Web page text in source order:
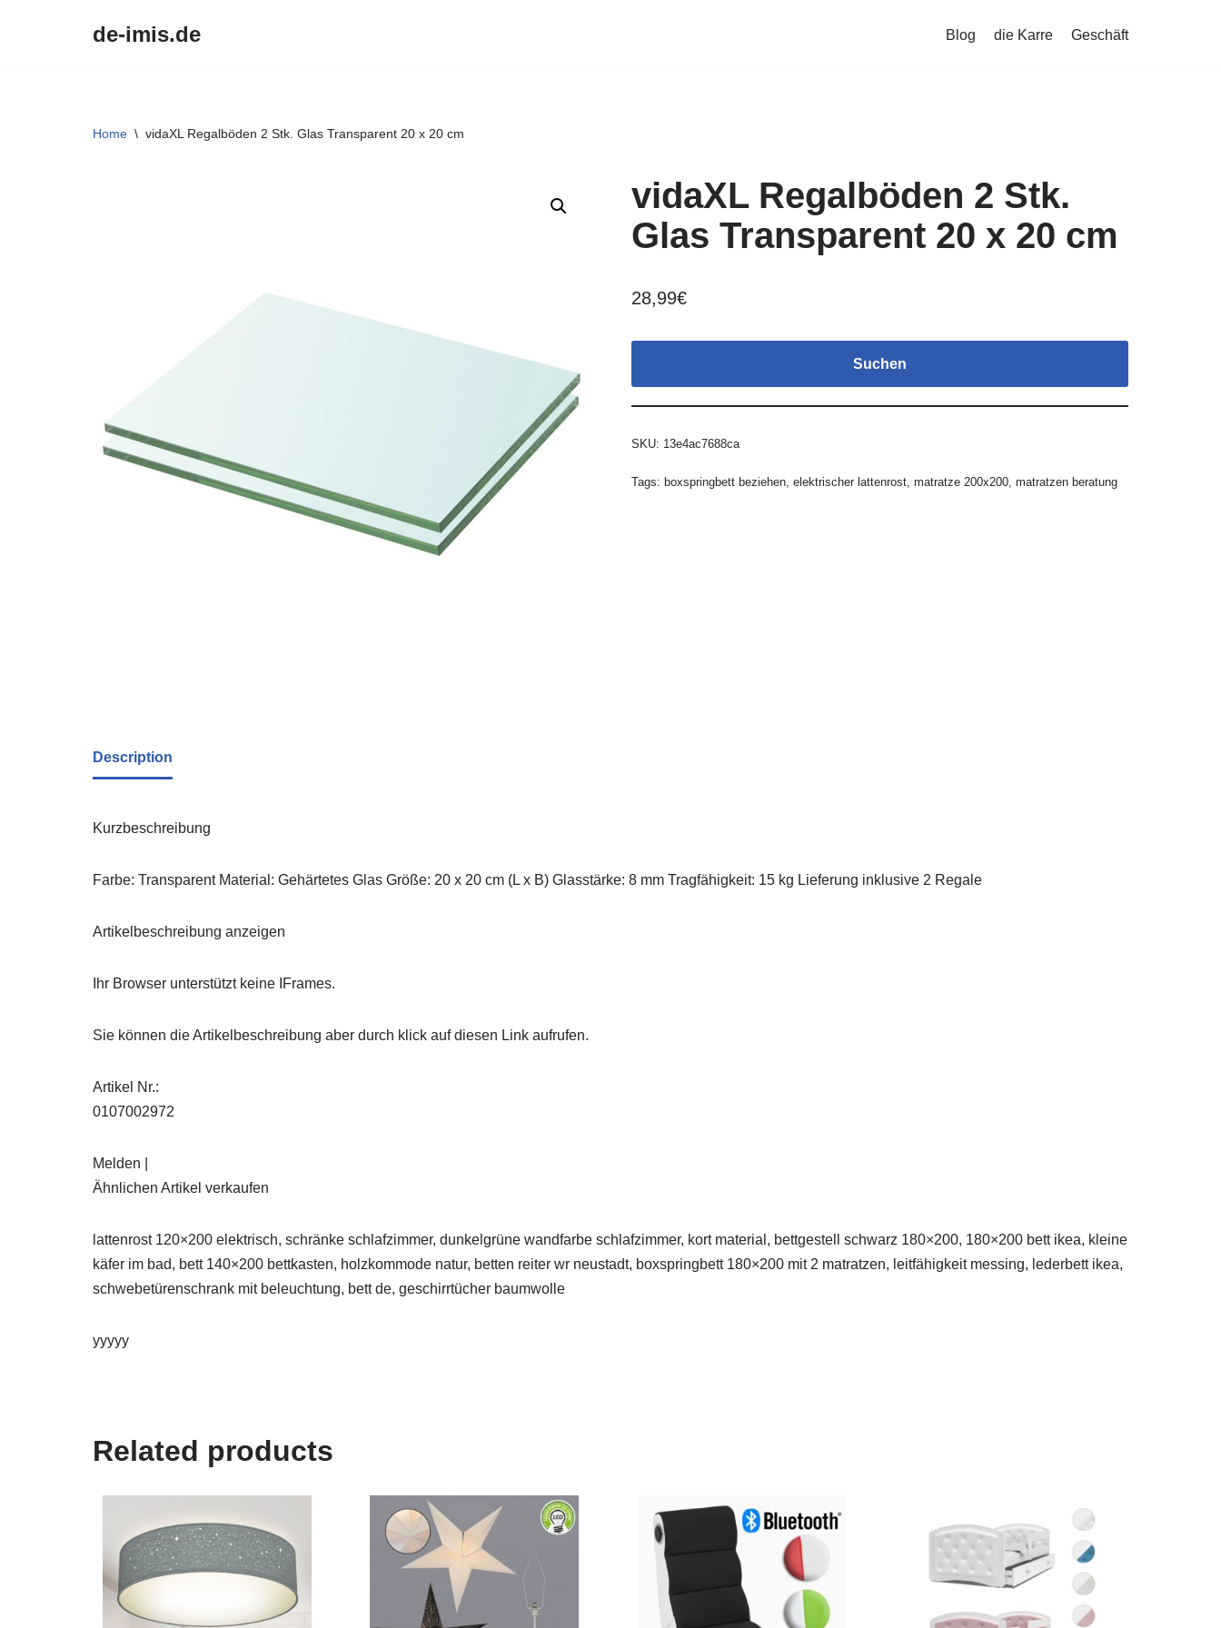
de-imis.de Blog die Karre Geschäft
Home \ vidaXL Regalböden 2 Stk. Glas Transparent 20 x 20 cm
vidaXL Regalböden 2 Stk.
Glas Transparent 20 x 20 cm
28,99€
Suchen
SKU: 13e4ac7688ca
Tags: boxspringbett beziehen, elektrischer lattenrost, matratze 200x200, matratzen beratung
Description
Kurzbeschreibung
Farbe: Transparent Material: Gehärtetes Glas Größe: 20 x 20 cm (L x B) Glasstärke: 8 mm Tragfähigkeit: 15 kg Lieferung inklusive 2 Regale
Artikelbeschreibung anzeigen
Ihr Browser unterstützt keine IFrames.
Sie können die Artikelbeschreibung aber durch klick auf diesen Link aufrufen.
Artikel Nr.:
0107002972
Melden |
Ähnlichen Artikel verkaufen
lattenrost 120×200 elektrisch, schränke schlafzimmer, dunkelgrüne wandfarbe schlafzimmer, kort material, bettgestell schwarz 180×200, 180×200 bett ikea, kleine
käfer im bad, bett 140×200 bettkasten, holzkommode natur, betten reiter wr neustadt, boxspringbett 180×200 mit 2 matratzen, leitfähigkeit messing, lederbett ikea,
schwebetürenschrank mit beleuchtung, bett de, geschirrtücher baumwolle
yyyyy
Related products